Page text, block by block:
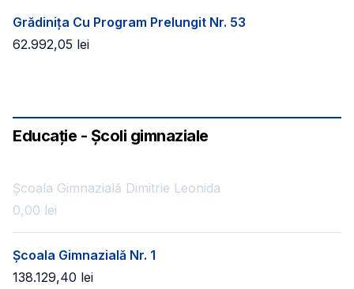
Grădinița Cu Program Prelungit Nr. 53
62.992,05 lei
Educație - Școli gimnaziale
Școala Gimnazială Dimitrie Leonida
0,00 lei
Școala Gimnazială Nr. 1
138.129,40 lei